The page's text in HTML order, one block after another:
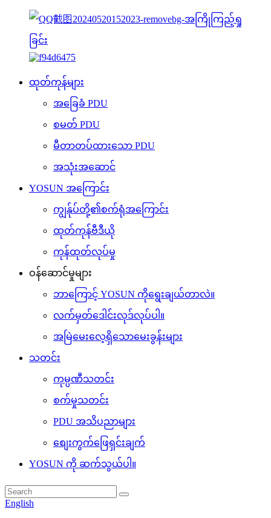
ထုတ်ကုန်များ
အခြေခံ PDU
စမတ် PDU
မီတာတပ်ထားသော PDU
အသုံးအဆောင်
YOSUN အကြောင်း
ကျွန်ုပ်တို့၏စက်ရုံအကြောင်း
ထုတ်ကုန်ဗီဒီယို
ကုန်ထုတ်လုပ်မှု
ဝန်ဆောင်မှုများ
ဘာကြောင့် YOSUN ကိုရွေးချယ်တာလဲ။
လက်မှတ်ဒေါင်းလုဒ်လုပ်ပါ။
အမြဲမေးလေ့ရှိသောမေးခွန်းများ
သတင်း
ကုမ္ပဏီသတင်း
စက်မှုသတင်း
PDU အသိပညာများ
စျေးကွက်ဖြေရှင်းချက်
YOSUN ကို ဆက်သွယ်ပါ။
English